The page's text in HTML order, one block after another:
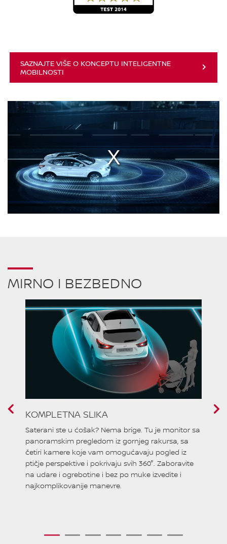
SAZNAJTE VIŠE O KONCEPTU INTELIGENTNE
MOBILNOSTI
MIRNO I BEZBEDNO
KOMPLETNA SLIKA
Saterani ste u ćošak? Nema brige. Tu je monitor sa
panoramskim pregledom iz gornjeg rakursa, sa
četiri kamere koje vam omogućavaju pogled iz
ptičje perspektive i pokrivaju svih 360°. Zaboravite
na udare i ogrebotine i bez po muke izvedite i
najkomplikovanije manevre.
1 2 3 4 5 6 7